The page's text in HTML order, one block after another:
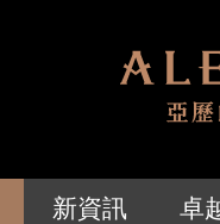
新資訊 卓